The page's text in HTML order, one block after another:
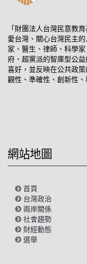
「財團法人台灣民意教
愛台灣、關心台灣民主
家、醫生、律師、科學
府、超黨派的智庫型公
喜好，並反映在公共政
觀性、準確性、創新性
網站地圖
首頁
台灣政治
兩岸關係
社會趨勢
財經動態
選舉